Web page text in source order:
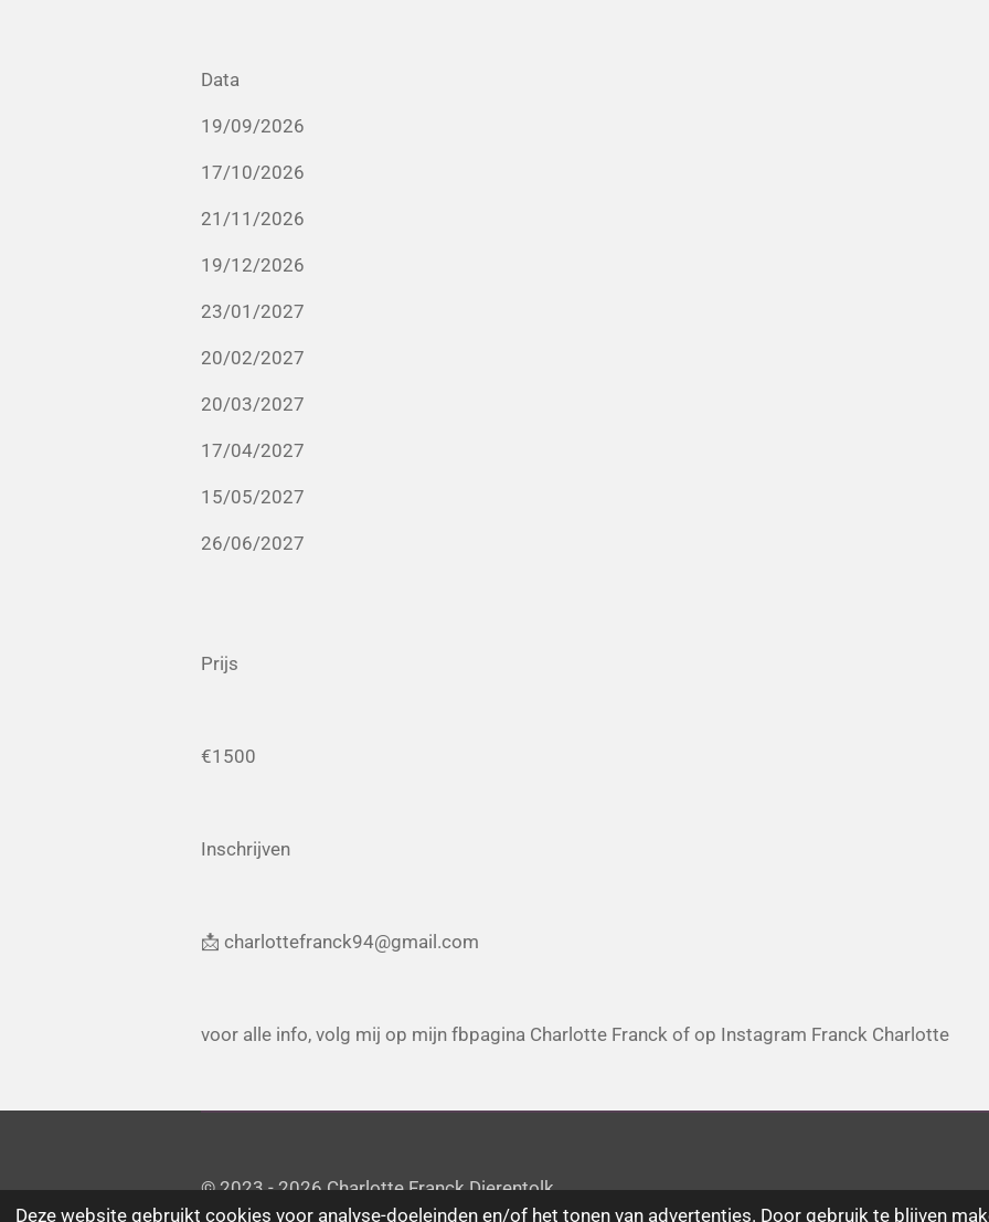
Deze website gebruikt cookies voor analyse-doeleinden en/of het tonen van advertenties. Door gebruik te blijven
Data
19/09/2026
17/10/2026
21/11/2026
19/12/2026
23/01/2027
20/02/2027
20/03/2027
17/04/2027
15/05/2027
26/06/2027
Prijs
€1500
Inschrijven
📩 charlottefranck94@gmail.com
voor alle info, volg mij op mijn fbpagina Charlotte Franck of op Instagram Franck Charlotte
© 2023 - 2026 Charlotte Franck Dierentolk